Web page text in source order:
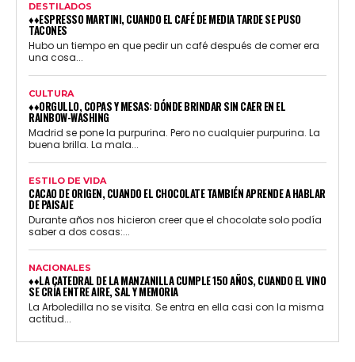
DESTILADOS
♦♦ESPRESSO MARTINI, CUANDO EL CAFÉ DE MEDIA TARDE SE PUSO
TACONES
Hubo un tiempo en que pedir un café después de comer era
una cosa...
CULTURA
♦♦ORGULLO, COPAS Y MESAS: DÓNDE BRINDAR SIN CAER EN EL
RAINBOW-WASHING
Madrid se pone la purpurina. Pero no cualquier purpurina. La
buena brilla. La mala...
ESTILO DE VIDA
CACAO DE ORIGEN, CUANDO EL CHOCOLATE TAMBIÉN APRENDE A HABLAR
DE PAISAJE
Durante años nos hicieron creer que el chocolate solo podía
saber a dos cosas:...
NACIONALES
♦♦LA CATEDRAL DE LA MANZANILLA CUMPLE 150 AÑOS, CUANDO EL VINO
SE CRÍA ENTRE AIRE, SAL Y MEMORIA
La Arboledilla no se visita. Se entra en ella casi con la misma
actitud...